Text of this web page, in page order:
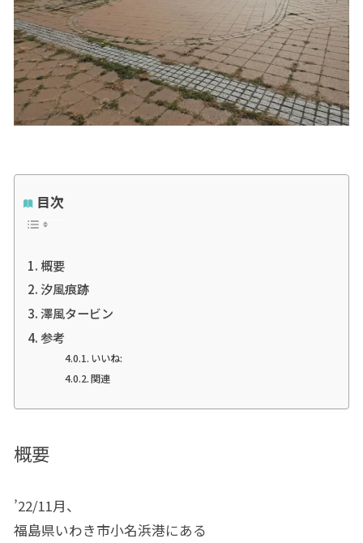
目次
概要
汐風痕跡
澤風タービン
参考
いいね:
関連
概要
’22/11月、
福島県いわき市小名浜港にある